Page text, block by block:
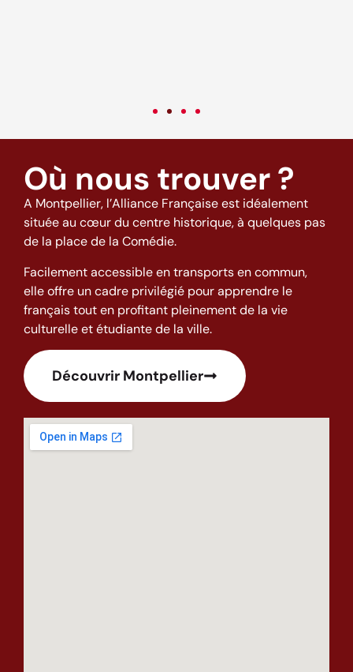
Où nous trouver ?
A Montpellier, l’Alliance Française est idéalement
située au cœur du centre historique, à quelques pas
de la place de la Comédie.
Facilement accessible en transports en commun,
elle offre un cadre privilégié pour apprendre le
français tout en profitant pleinement de la vie
culturelle et étudiante de la ville.
Découvrir Montpellier